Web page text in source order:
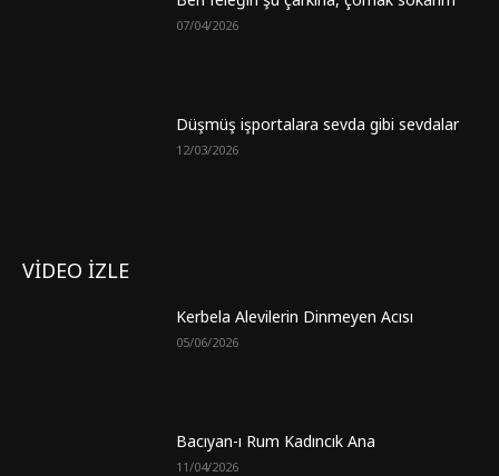
07/04/2026
Düşmüş işportalara sevda gibi sevdalar
12/03/2026
VİDEO İZLE
Kerbela Alevilerin Dinmeyen Acısı
05/06/2026
Bacıyan-ı Rum Kadıncık Ana
11/04/2026